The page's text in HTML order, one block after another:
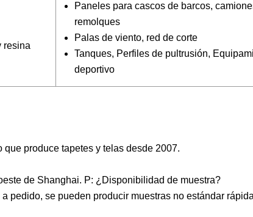
resina
Paneles para cascos de barcos,
remolques
Palas de viento, red de corte
Tanques, Perfiles de pultrusión,
deportivo
produce tapetes y telas desde 2007.
de Shanghai. P: ¿Disponibilidad de muestra?
pedido, se pueden producir muestras no estándar